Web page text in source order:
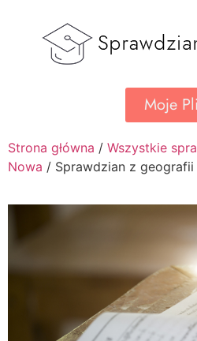
Moje
Strona główna / Wszystkie
Nowa / Sprawdzian z